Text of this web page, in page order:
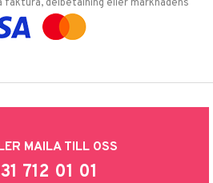
faktura, delbetalning eller marknadens
MAILA TILL OSS
712 01 01